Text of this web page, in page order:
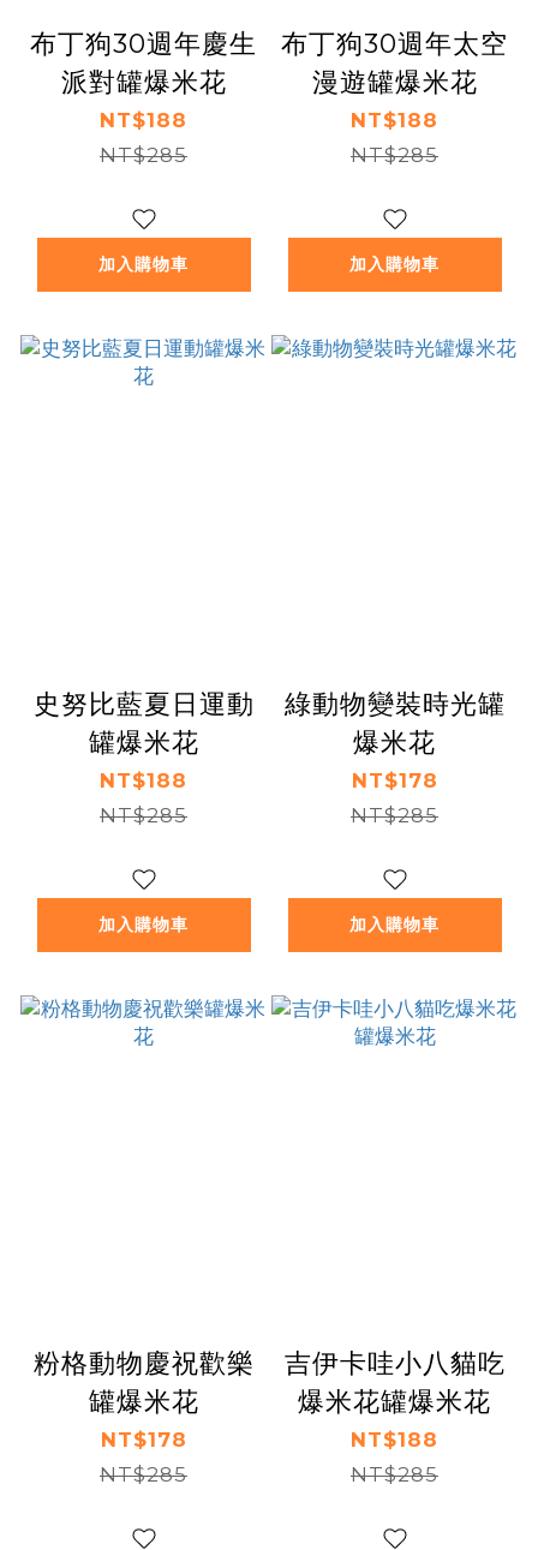
布丁狗30週年慶生
派對罐爆米花
NT$188
NT$285
加入購物車
布丁狗30週年太空
漫遊罐爆米花
NT$188
NT$285
加入購物車
史努比藍夏日運動
罐爆米花
NT$188
NT$285
加入購物車
綠動物變裝時光罐
爆米花
NT$178
NT$285
加入購物車
粉格動物慶祝歡樂
罐爆米花
NT$178
NT$285
吉伊卡哇小八貓吃
爆米花罐爆米花
NT$188
NT$285